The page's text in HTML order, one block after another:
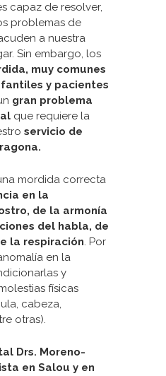
capaz de resolver,
problemas de
a nuestra
Sin embargo, los
muy comunes
y pacientes
gran problema
que requiere la
servicio de
mordida correcta
en la
de la armonía
del habla, de
la respiración. Por
en la
y
físicas
cabeza,
otras).
Drs. Moreno-
en Salou y en